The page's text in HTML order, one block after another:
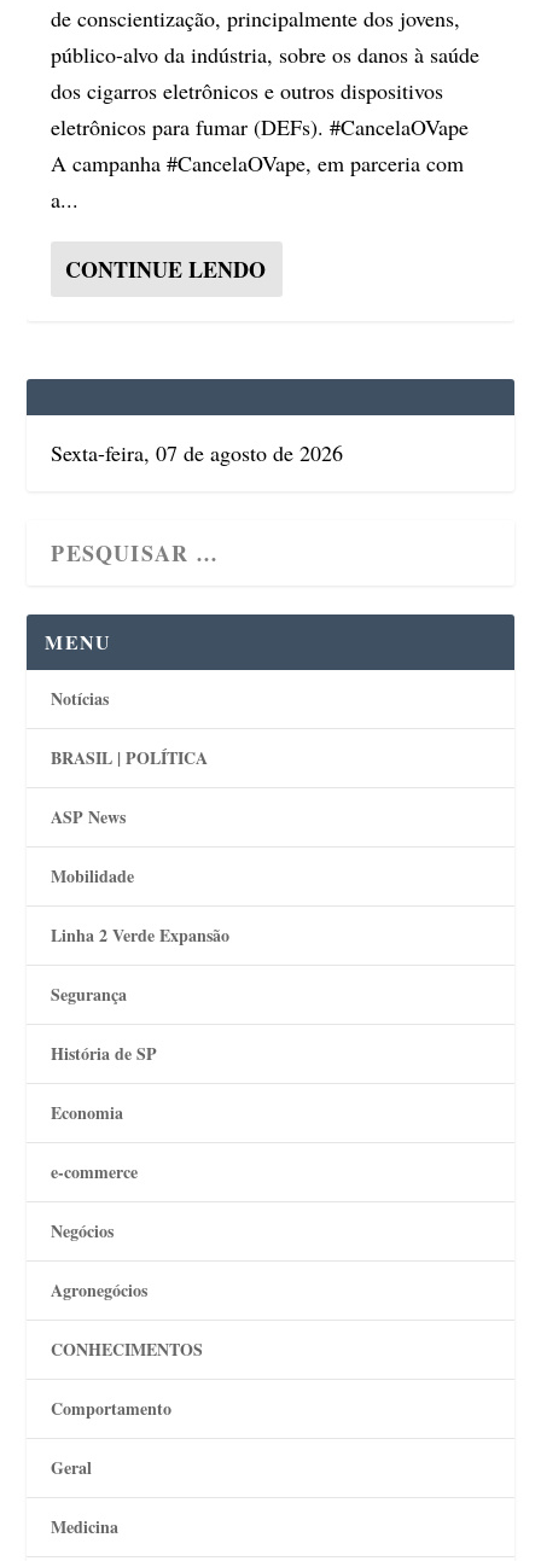
de conscientização, principalmente dos jovens,
público-alvo da indústria, sobre os danos à saúde
dos cigarros eletrônicos e outros dispositivos
eletrônicos para fumar (DEFs). #CancelaOVape
A campanha #CancelaOVape, em parceria com
a...
CONTINUE LENDO
Sexta-feira, 07 de agosto de 2026
MENU
Notícias
BRASIL | POLÍTICA
ASP News
Mobilidade
Linha 2 Verde Expansão
Segurança
História de SP
Economia
e-commerce
Negócios
Agronegócios
CONHECIMENTOS
Comportamento
Geral
Medicina